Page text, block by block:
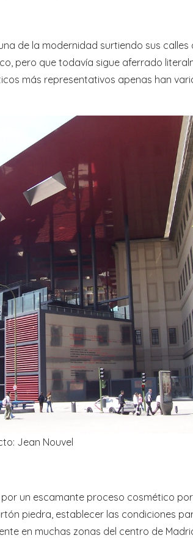
de la modernidad surtiendo sus calles
pero que todavía sigue aferrado
más representativos apenas han
Jean Nouvel
un escamante proceso cosmético
piedra, establecer las condiciones
en muchas zonas del centro de